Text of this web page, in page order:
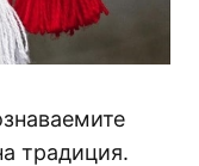
традиция.